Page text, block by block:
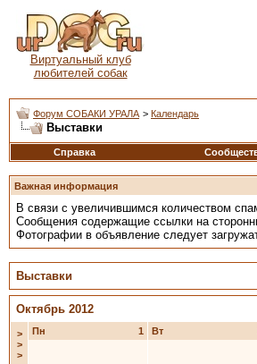
Виртуальный клуб
любителей собак
Форум СОБАКИ УРАЛА > Календарь
Выставки
Справка
Важная информация
В связи с увеличившимся количеством
Сообщения содержащие ссылки на
Фотографии в объявление следует
Выставки
Октябрь 2012
>
>
>
1
Пн Вт